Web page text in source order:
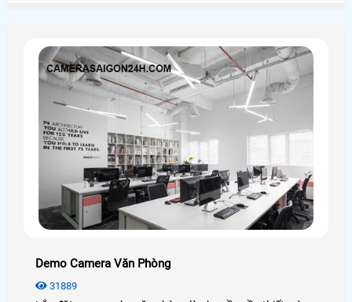
Demo Camera Văn Phòng
31889